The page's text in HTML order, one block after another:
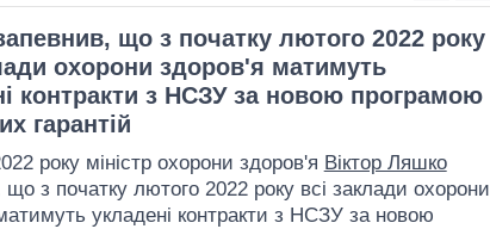
що з початку лютого 2022 року
охорони здоров'я матимуть
контракти з НСЗУ за новою програмою
гарантій
року міністр охорони здоров'я Віктор Ляшко
що з початку лютого 2022 року всі заклади охорони
укладені контракти з НСЗУ за новою